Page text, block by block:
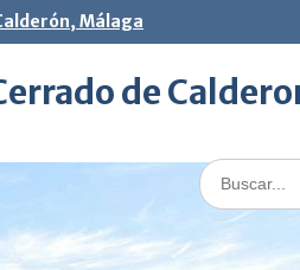
Málaga
de
Buscar: